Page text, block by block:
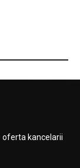
oferta kancelarii